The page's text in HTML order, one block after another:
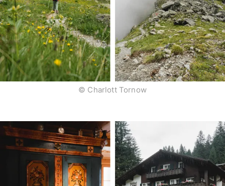
© Charlott Tornow